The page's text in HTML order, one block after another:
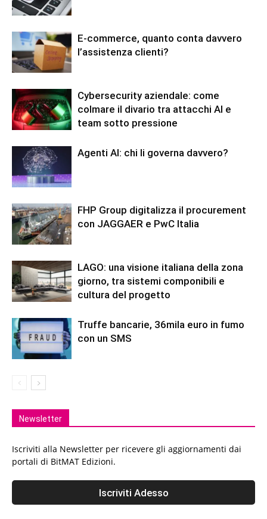
E-commerce, quanto conta davvero
l’assistenza clienti?
Cybersecurity aziendale: come
colmare il divario tra attacchi AI e
team sotto pressione
Agenti AI: chi li governa davvero?
FHP Group digitalizza il procurement
con JAGGAER e PwC Italia
LAGO: una visione italiana della zona
giorno, tra sistemi componibili e
cultura del progetto
Truffe bancarie, 36mila euro in fumo
con un SMS
Newsletter
Iscriviti alla Newsletter per ricevere gli aggiornamenti dai
portali di BitMAT Edizioni.